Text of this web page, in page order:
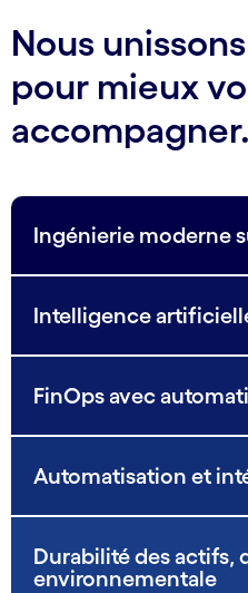
Nous
pour mieux
accompagner.
Ingénierie moderne
Intelligence
FinOps avec
Automatisation et
Durabilité des actifs,
environnementale